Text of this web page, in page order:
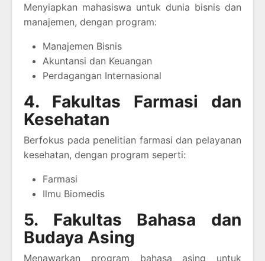
Menyiapkan mahasiswa untuk dunia bisnis dan
manajemen, dengan program:
Manajemen Bisnis
Akuntansi dan Keuangan
Perdagangan Internasional
4. Fakultas Farmasi dan
Kesehatan
Berfokus pada penelitian farmasi dan pelayanan
kesehatan, dengan program seperti:
Farmasi
Ilmu Biomedis
5. Fakultas Bahasa dan
Budaya Asing
Menawarkan program bahasa asing untuk